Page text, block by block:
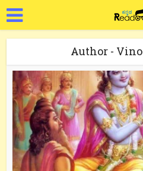
Author -